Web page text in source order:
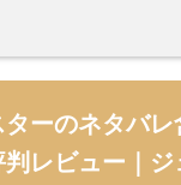
ターのネタバ
レビュー｜ジ